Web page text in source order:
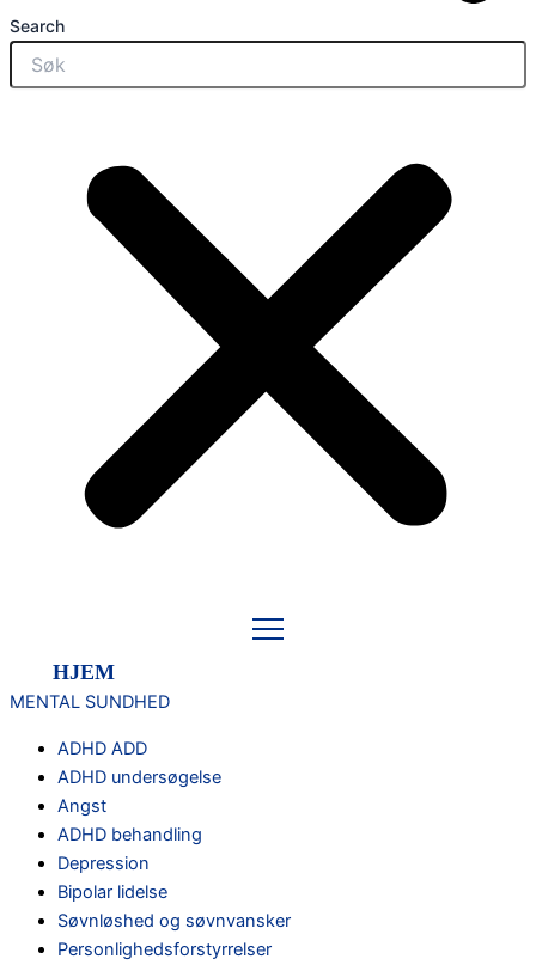
Search
HJEM
MENTAL SUNDHED
ADHD ADD
ADHD undersøgelse
Angst
ADHD behandling
Depression
Bipolar lidelse
Søvnløshed og søvnvansker
Personlighedsforstyrrelser